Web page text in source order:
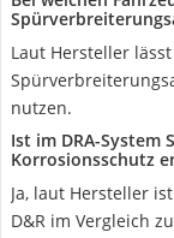
Laut Hersteller
nutzen.
Ist im DRA-System
Korrosionsschutz
Ja, laut Hersteller
D&R im Vergleich